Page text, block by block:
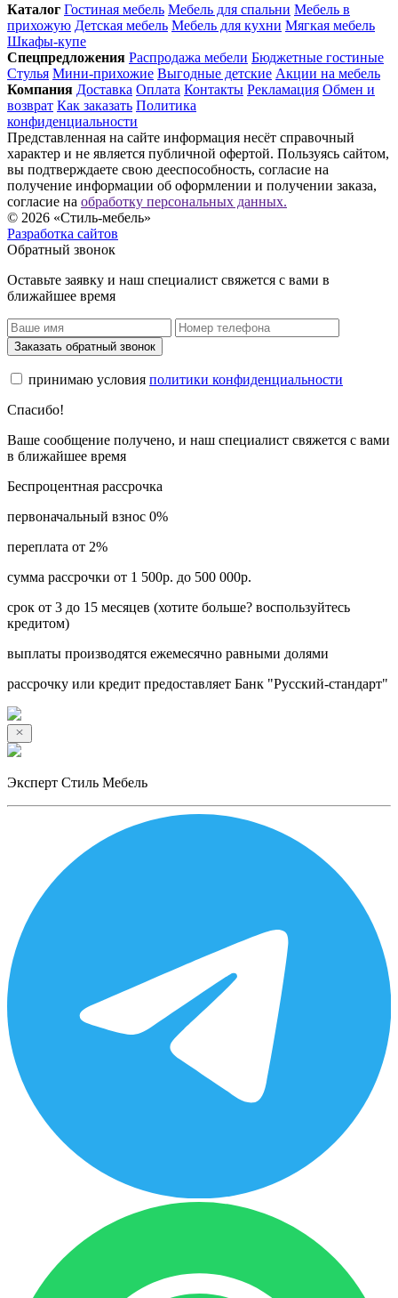
Каталог Гостиная мебель Мебель для спальни Мебель в
прихожую Детская мебель Мебель для кухни Мягкая мебель
Шкафы-купе
Спец­предложения Распродажа мебели Бюджетные гостиные
Стулья Мини-прихожие Выгодные детские Акции на мебель
Компания Доставка Оплата Контакты Рекламация Обмен и
возврат Как заказать Политика
конфиденциальности
Представленная на сайте информация несёт справочный
характер и не является публичной офертой. Пользуясь сайтом,
вы подтверждаете свою дееспособность, согласие на
получение информации об оформлении и получении заказа,
согласие на обработку персональных данных.
© 2026 «Стиль-мебель»
Разработка сайтов
Обратный звонок
Оставьте заявку и наш специалист свяжется с вами в
ближайшее время
Заказать обратный звонок
принимаю условия политики конфиденциальности
Спасибо!
Ваше сообщение получено, и наш специалист свяжется с вами
в ближайшее время
Беспроцентная рассрочка
первоначальный взнос 0%
переплата от 2%
сумма рассрочки от 1 500р. до 500 000р.
срок от 3 до 15 месяцев (хотите больше? воспользуйтесь
кредитом)
выплаты производятся ежемесячно равными долями
рассрочку или кредит предоставляет Банк "Русский-стандарт"
Эксперт Стиль Мебель